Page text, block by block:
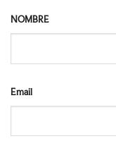
NOMBRE
Email